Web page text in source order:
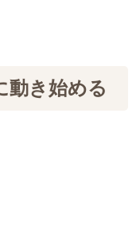
動き始める